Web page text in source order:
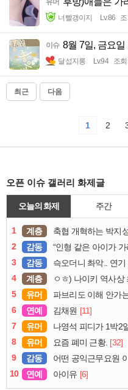
너빨갱이지 Lv.86
이슈 8월 7일, 금요
달섭지롱 Lv.94 조
최근 다음
1 2
오픈 이슈 갤러리 화제글
오늘의 화제 주간
1 계층 축협 개혁하는 박지
2
감동 “인형 같은 아이가 가라앉는
3
감동 슥오더니 촤악.. 연기 뚫고
4
계층 ㅇㅎ) 나이키 역사상
5
유머 파브리도 이해 안가
6
연예 김채원 [11]
7
유머 나영석 피디가 1박2
8
유머 요즘 폐미 근황. [32]
9
감동 어떤 공익근무요원
10
연예 아이유 [6]